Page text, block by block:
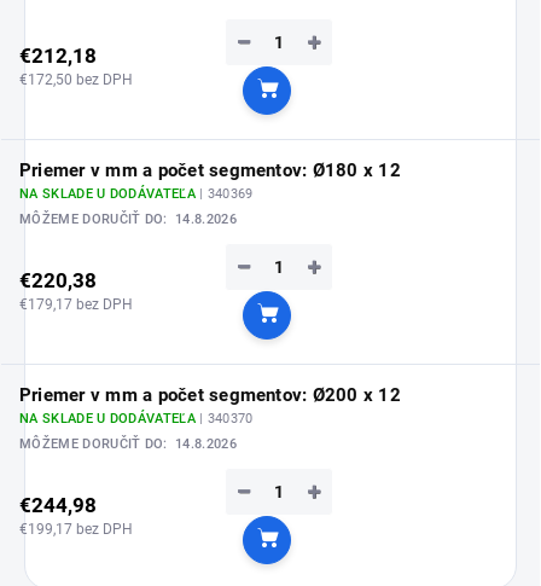
€212,18
€172,50 bez DPH
+
−
Do košíka
Priemer v mm a počet segmentov: Ø180 x 12
NA SKLADE U DODÁVATEĽA | 340369
MÔŽEME DORUČIŤ DO:
14.8.2026
€220,38
€179,17 bez DPH
+
−
Do košíka
Priemer v mm a počet segmentov: Ø200 x 12
NA SKLADE U DODÁVATEĽA | 340370
MÔŽEME DORUČIŤ DO:
14.8.2026
€244,98
€199,17 bez DPH
+
−
Do košíka